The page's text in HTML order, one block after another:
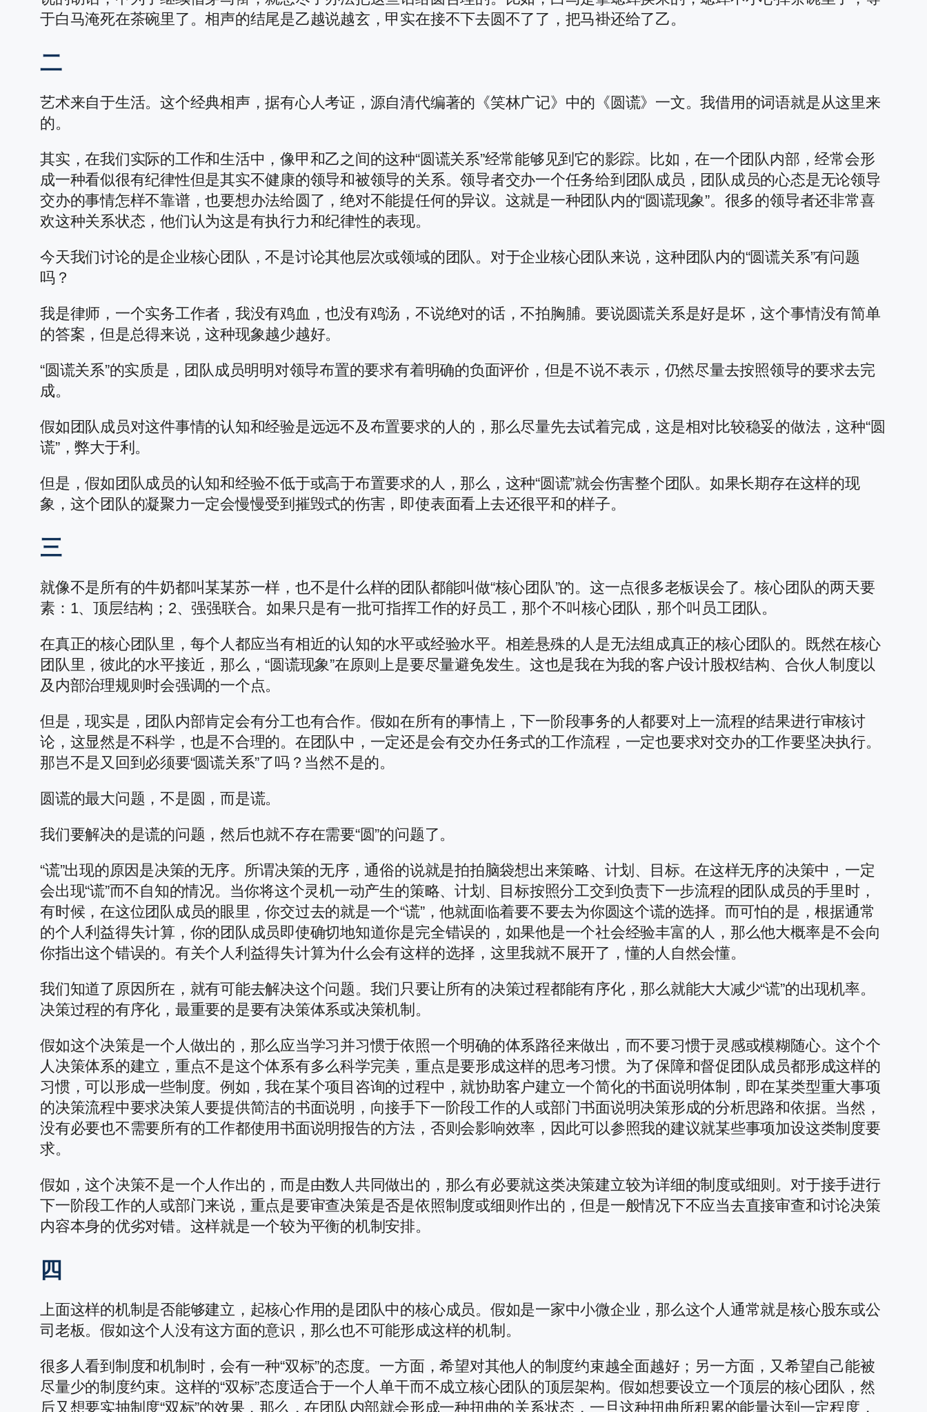
于白马淹死在茶碗里了。相声的结尾是乙越说越玄，甲实在接不下去圆不了了，把马褂还给了乙。
二
艺术来自于生活。这个经典相声，据有心人考证，源自清代编著的《笑林广记》中的《圆谎》一文。我借用的词语就是从这里来
的。
其实，在我们实际的工作和生活中，像甲和乙之间的这种“圆谎关系”经常能够见到它的影踪。比如，在一个团队内部，经常会形
成一种看似很有纪律性但是其实不健康的领导和被领导的关系。领导者交办一个任务给到团队成员，团队成员的心态是无论领导
交办的事情怎样不靠谱，也要想办法给圆了，绝对不能提任何的异议。这就是一种团队内的“圆谎现象”。很多的领导者还非常喜
欢这种关系状态，他们认为这是有执行力和纪律性的表现。
今天我们讨论的是企业核心团队，不是讨论其他层次或领域的团队。对于企业核心团队来说，这种团队内的“圆谎关系”有问题
吗？
我是律师，一个实务工作者，我没有鸡血，也没有鸡汤，不说绝对的话，不拍胸脯。要说圆谎关系是好是坏，这个事情没有简单
的答案，但是总得来说，这种现象越少越好。
“圆谎关系”的实质是，团队成员明明对领导布置的要求有着明确的负面评价，但是不说不表示，仍然尽量去按照领导的要求去完
成。
假如团队成员对这件事情的认知和经验是远远不及布置要求的人的，那么尽量先去试着完成，这是相对比较稳妥的做法，这种“圆
谎”，弊大于利。
但是，假如团队成员的认知和经验不低于或高于布置要求的人，那么，这种“圆谎”就会伤害整个团队。如果长期存在这样的现
象，这个团队的凝聚力一定会慢慢受到摧毁式的伤害，即使表面看上去还很平和的样子。
三
就像不是所有的牛奶都叫某某苏一样，也不是什么样的团队都能叫做“核心团队”的。这一点很多老板误会了。核心团队的两天要
素：1、顶层结构；2、强强联合。如果只是有一批可指挥工作的好员工，那个不叫核心团队，那个叫员工团队。
在真正的核心团队里，每个人都应当有相近的认知的水平或经验水平。相差悬殊的人是无法组成真正的核心团队的。既然在核心
团队里，彼此的水平接近，那么，“圆谎现象”在原则上是要尽量避免发生。这也是我在为我的客户设计股权结构、合伙人制度以
及内部治理规则时会强调的一个点。
但是，现实是，团队内部肯定会有分工也有合作。假如在所有的事情上，下一阶段事务的人都要对上一流程的结果进行审核讨
论，这显然是不科学，也是不合理的。在团队中，一定还是会有交办任务式的工作流程，一定也要求对交办的工作要坚决执行。
那岂不是又回到必须要“圆谎关系”了吗？当然不是的。
圆谎的最大问题，不是圆，而是谎。
我们要解决的是谎的问题，然后也就不存在需要“圆”的问题了。
“谎”出现的原因是决策的无序。所谓决策的无序，通俗的说就是拍拍脑袋想出来策略、计划、目标。在这样无序的决策中，一定
会出现“谎”而不自知的情况。当你将这个灵机一动产生的策略、计划、目标按照分工交到负责下一步流程的团队成员的手里时，
有时候，在这位团队成员的眼里，你交过去的就是一个“谎”，他就面临着要不要去为你圆这个谎的选择。而可怕的是，根据通常
的个人利益得失计算，你的团队成员即使确切地知道你是完全错误的，如果他是一个社会经验丰富的人，那么他大概率是不会向
你指出这个错误的。有关个人利益得失计算为什么会有这样的选择，这里我就不展开了，懂的人自然会懂。
我们知道了原因所在，就有可能去解决这个问题。我们只要让所有的决策过程都能有序化，那么就能大大减少“谎”的出现机率。
决策过程的有序化，最重要的是要有决策体系或决策机制。
假如这个决策是一个人做出的，那么应当学习并习惯于依照一个明确的体系路径来做出，而不要习惯于灵感或模糊随心。这个个
人决策体系的建立，重点不是这个体系有多么科学完美，重点是要形成这样的思考习惯。为了保障和督促团队成员都形成这样的
习惯，可以形成一些制度。例如，我在某个项目咨询的过程中，就协助客户建立一个简化的书面说明体制，即在某类型重大事项
的决策流程中要求决策人要提供简洁的书面说明，向接手下一阶段工作的人或部门书面说明决策形成的分析思路和依据。当然，
没有必要也不需要所有的工作都使用书面说明报告的方法，否则会影响效率，因此可以参照我的建议就某些事项加设这类制度要
求。
假如，这个决策不是一个人作出的，而是由数人共同做出的，那么有必要就这类决策建立较为详细的制度或细则。对于接手进行
下一阶段工作的人或部门来说，重点是要审查决策是否是依照制度或细则作出的，但是一般情况下不应当去直接审查和讨论决策
内容本身的优劣对错。这样就是一个较为平衡的机制安排。
四
上面这样的机制是否能够建立，起核心作用的是团队中的核心成员。假如是一家中小微企业，那么这个人通常就是核心股东或公
司老板。假如这个人没有这方面的意识，那么也不可能形成这样的机制。
很多人看到制度和机制时，会有一种“双标”的态度。一方面，希望对其他人的制度约束越全面越好；另一方面，又希望自己能被
尽量少的制度约束。这样的“双标”态度适合于一个人单干而不成立核心团队的顶层架构。假如想要设立一个顶层的核心团队，然
后又想要实抽制度“双标”的效果，那么，在团队内部就会形成一种扭曲的关系状态，一旦这种扭曲所积累的能量达到一定程度，